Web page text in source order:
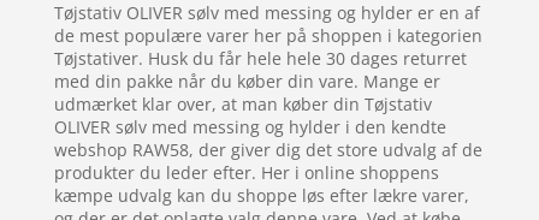
Tøjstativ OLIVER sølv med messing og hylder er en af
de mest populære varer her på shoppen i kategorien
Tøjstativer. Husk du får hele hele 30 dages returret
med din pakke når du køber din vare. Mange er
udmærket klar over, at man køber din Tøjstativ
OLIVER sølv med messing og hylder i den kendte
webshop RAW58, der giver dig det store udvalg af de
produkter du leder efter. Her i online shoppens
kæmpe udvalg kan du shoppe løs efter lækre varer,